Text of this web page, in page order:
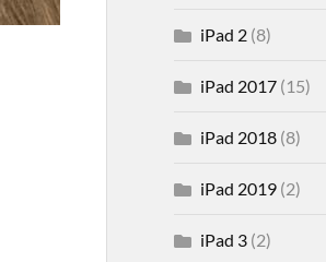
iPad 2(8)
iPad 2017(15)
iPad 2018(8)
iPad 2019(2)
iPad 3(2)